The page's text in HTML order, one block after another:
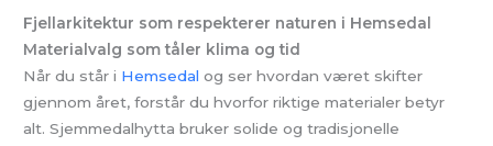
Fjellarkitektur som respekterer naturen i Hemsedal
Materialvalg som tåler klima og tid
Når du står i Hemsedal og ser hvordan været skifter
gjennom året, forstår du hvorfor riktige materialer betyr
alt. Sjemmedalhytta bruker solide og tradisjonelle